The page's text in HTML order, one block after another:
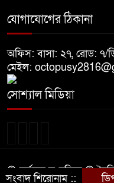
৯
যোগাযোগের ঠিকানা
অফিস: বাসা: ২৭, রোড: ৭/
মেইল:
সোশ্যাল মিডিয়া
© সর্বস্বত্ব সংরক্ষিত ©
সংবাদ শিরোনাম ::